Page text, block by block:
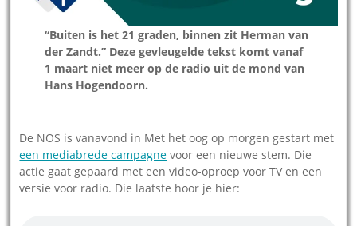
“Buiten is het 21 graden, binnen zit Herman van
der Zandt.” Deze gevleugelde tekst komt vanaf
1 maart niet meer op de radio uit de mond van
Hans Hogendoorn.
De NOS is vanavond in Met het oog op morgen gestart met
een mediabrede campagne voor een nieuwe stem. Die
actie gaat gepaard met een video-oproep voor TV en een
versie voor radio. Die laatste hoor je hier: